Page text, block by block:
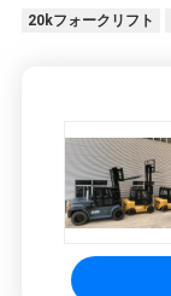
20kフォークリフト